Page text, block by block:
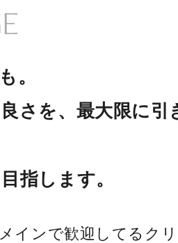
。
さを、最大限に引
指します。
インで歓迎してるク